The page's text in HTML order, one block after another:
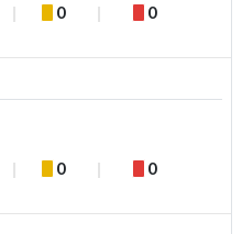
0 0
0 0